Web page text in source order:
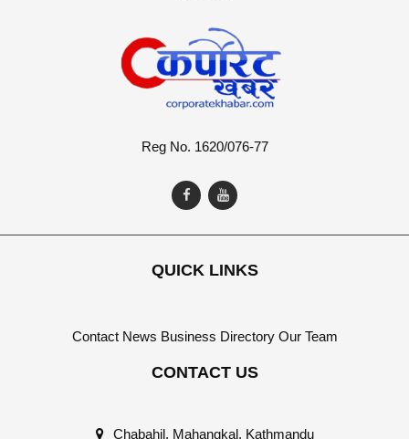
Reg No. 1620/076-77
QUICK LINKS
Contact News Business Directory Our Team
CONTACT US
Chabahil, Mahangkal, Kathmandu